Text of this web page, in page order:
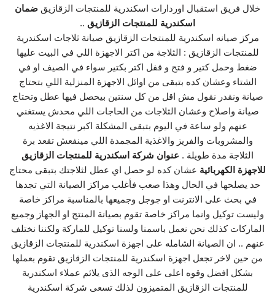
خلال فريق استقبال اوردارات اسكندرية للمنتجات الزقازيق ضمان
اسكندرية للمنتجات الزقازيق ..
مركز صيانه اسكندرية للمنتجات الزقازيق صيانة ثلاجات اسكندرية
للمنتجات الزقازيق : الثلاجة من اكتر الاجهزة اللي في البيت عليها
ضغط وحمل كتير و فتح و قفل اكتر بكتير سواء في الصيف او في
الشتاء وعشان كده بتبقى من اوائل الاجهزة المنزلية اللي بتحتاج
صيانة ونقدر نقول مش اقل من كل سنتين بيحصل فيها عطل وتحتاج
صيانة واصلاح وعشان الثلاجات من الحاجات اللي محدش يستغني
عنهم ولو ساعة في اليوم بتبقى المشكلة اكبر نتيجة الاغذيه
والمشروبات والفريز والاغذية المجمدة اللي مينفعش تقعد برة
الثلاجة مدة طويلة . عنوان شركة اسكندرية للمنتجات الزقازيق
للاجهزة الكهربائية عشان كده لو حصل اي عطل لثلاجتك بتبقى محتاج
حد يصلحها في الحال وهذا صعب فأغلب مراكز الصيانة التي تجدها
في بحث على الانترنت او جوجل وجميعها بالمناسبة مراكز خاصة
وليست توكيل وانما مراكز خاصة تقوم بصيانة المنتج او الجهاز وجميع
الماركات كذلك نحن نعمل باسمنا ولسنا توكيل للماركة ولكننا نختلف
عنهم .. ان الصيانة الشامله على اجهزة اسكندرية للمنتجات الزقازيق
من حين لاخر تجعل اجهزة اسكندرية للمنتجات الزقازيق تقوم بعملها
بشكل افضل وقوه اعلى على الوجه الذى يلائم عملاء اسكندرية
للمنتجات الزقازيق المتميزون لذلك تسعى شركة اسكندرية